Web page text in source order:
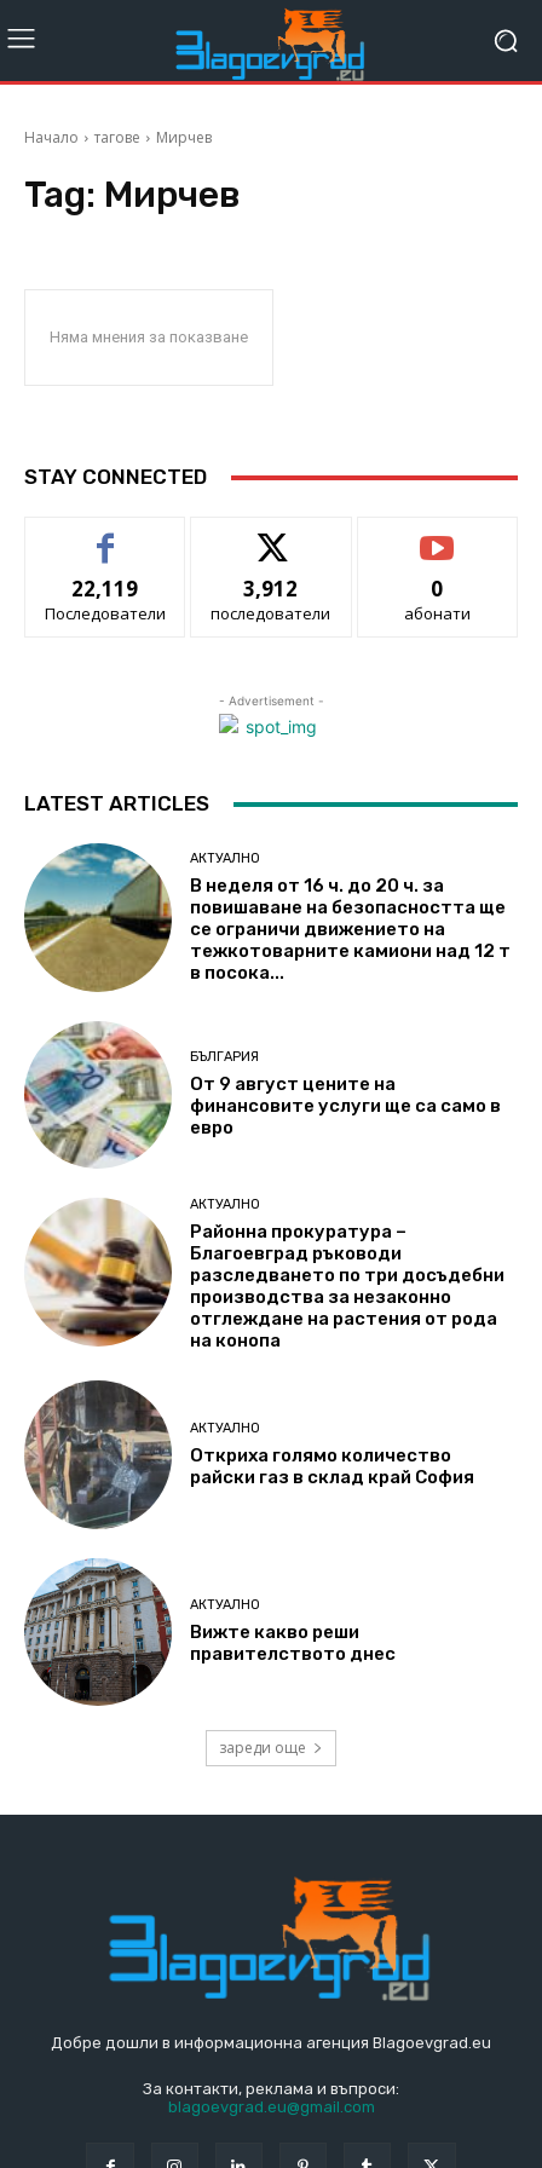
Начало тагове Мирчев
Tag: Мирчев
Няма мнения за показване
STAY CONNECTED
22,119
Последователи
3,912
последователи
0
абонати
- Advertisement -
LATEST ARTICLES
АКТУАЛНО
В неделя от 16 ч. до 20 ч. за
повишаване на безопасността ще
се ограничи движението на
тежкотоварните камиони над 12 т
в посока...
БЪЛГАРИЯ
От 9 август цените на
финансовите услуги ще са само в
евро
АКТУАЛНО
Районна прокуратура –
Благоевград ръководи
разследването по три досъдебни
производства за незаконно
отглеждане на растения от рода
на конопа
АКТУАЛНО
Откриха голямо количество
райски газ в склад край София
АКТУАЛНО
Вижте какво реши
правителството днес
зареди още
Добре дошли в информационна агенция Blagoevgrad.eu
За контакти, реклама и въпроси:
blagoevgrad.eu@gmail.com